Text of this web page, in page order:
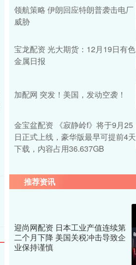
领航策略 伊朗回应特朗普袭击电厂
威胁
宝龙配资 光大期货：12月19日有色
金属日报
加配网 突发！美国，发动空袭！
金宝盆配资 《寂静岭f》将于9月25
日正式上线，豪华版最早可提前4天
下载，内容占用36.637GB
推荐资讯
迎尚网配资 日本工业产值连续第
二个月下降 美国关税冲击导致企
业保持谨慎